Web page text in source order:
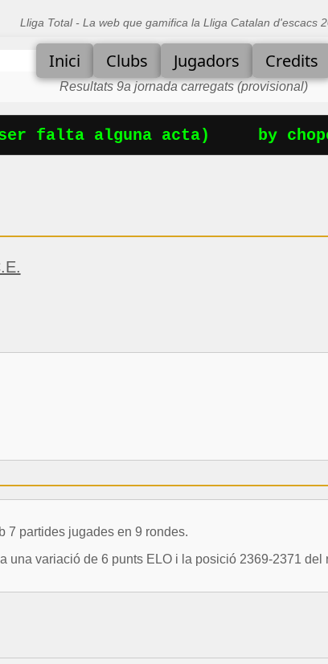
Lliga Total - La web que gamifica la Lliga Catalan d'escacs
Inici Clubs Jugadors Credits
Resultats 9a jornada carregats (provisional)
falta alguna acta) by
7 partides jugades en 9 rondes.
una variació de 6 punts ELO i la posició 2369-2371